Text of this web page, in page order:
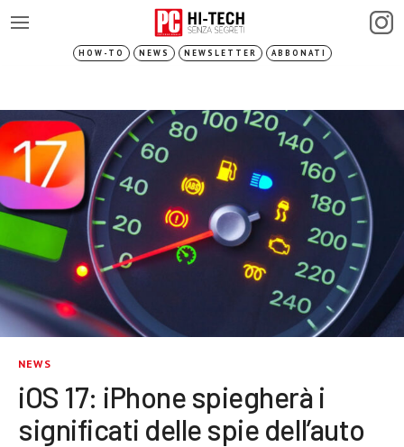
HOW-TO NEWS NEWSLETTER ABBONATI
NEWS
iOS 17: iPhone spiegherà i
significati delle spie dell’auto